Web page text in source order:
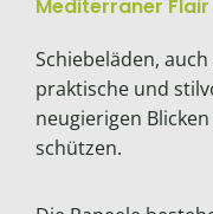
Mediterraner
Schiebeläden,
praktische und
neugierigen
schützen.